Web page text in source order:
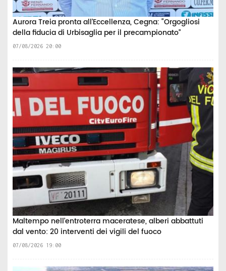
Aurora Treia pronta all’Eccellenza, Cegna: “Orgogliosi
della fiducia di Urbisaglia per il precampionato”
07/08/2026 20:00
Maltempo nell’entroterra maceratese, alberi abbattuti
dal vento: 20 interventi dei vigili del fuoco
07/08/2026 19:00